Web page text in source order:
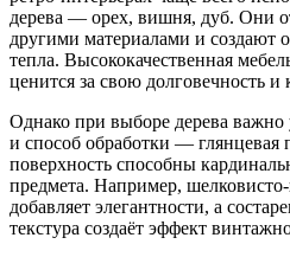
дерева — орех, вишня, дуб. Они
другими материалами и создают
тепла. Высококачественная
ценится за свою долговечность и
Однако при выборе дерева важно
и способ обработки — глянцевая
поверхность способны
предмета. Например, шелковисто-
добавляет элегантности, а
текстура создаёт эффект